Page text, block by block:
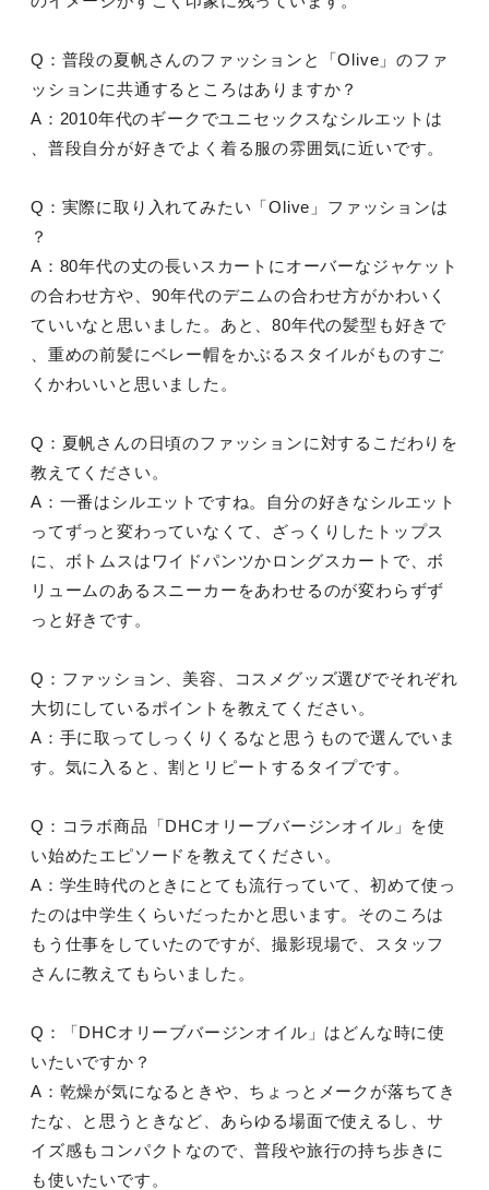
Q：普段の夏帆さんのファッションと「Olive」のファ
ッションに共通するところはありますか？
A：2010年代のギークでユニセックスなシルエットは
、普段自分が好きでよく着る服の雰囲気に近いです。
Q：実際に取り入れてみたい「Olive」ファッションは
？
A：80年代の丈の長いスカートにオーバーなジャケット
の合わせ方や、90年代のデニムの合わせ方がかわいく
ていいなと思いました。あと、80年代の髪型も好きで
、重めの前髪にベレー帽をかぶるスタイルがものすご
くかわいいと思いました。
Q：夏帆さんの日頃のファッションに対するこだわりを
教えてください。
A：一番はシルエットですね。自分の好きなシルエット
ってずっと変わっていなくて、ざっくりしたトップス
に、ボトムスはワイドパンツかロングスカートで、ボ
リュームのあるスニーカーをあわせるのが変わらずず
っと好きです。
Q：ファッション、美容、コスメグッズ選びでそれぞれ
大切にしているポイントを教えてください。
A：手に取ってしっくりくるなと思うもので選んでいま
す。気に入ると、割とリピートするタイプです。
Q：コラボ商品「DHCオリーブバージンオイル」を使
い始めたエピソードを教えてください。
A：学生時代のときにとても流行っていて、初めて使っ
たのは中学生くらいだったかと思います。そのころは
もう仕事をしていたのですが、撮影現場で、スタッフ
さんに教えてもらいました。
Q：「DHCオリーブバージンオイル」はどんな時に使
いたいですか？
A：乾燥が気になるときや、ちょっとメークが落ちてき
たな、と思うときなど、あらゆる場面で使えるし、サ
イズ感もコンパクトなので、普段や旅行の持ち歩きに
も使いたいです。